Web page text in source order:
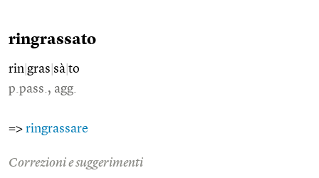
ringrassato
rin gras sà to
p.pass., agg.
=> ringrassare
Correzioni e suggerimenti